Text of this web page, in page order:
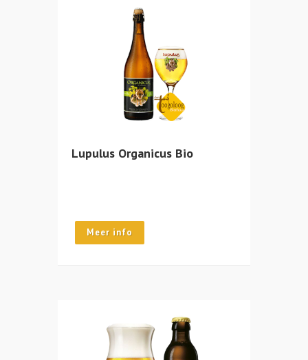
Lupulus Organicus Bio
Meer info